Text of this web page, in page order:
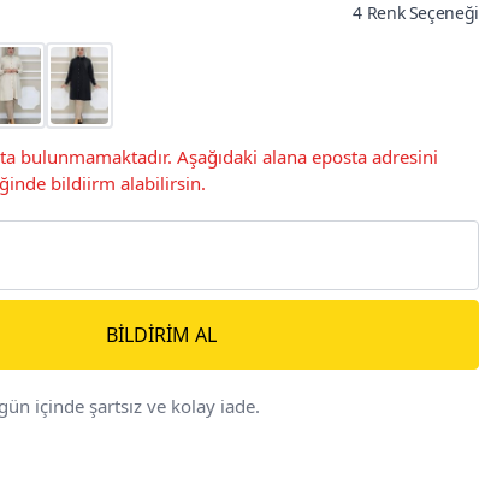
4 Renk Seçeneği
bulunmamaktadır. Aşağıdaki alana eposta adresini
bildiirm alabilirsin.
BILDIRIM AL
içinde şartsız ve kolay iade.